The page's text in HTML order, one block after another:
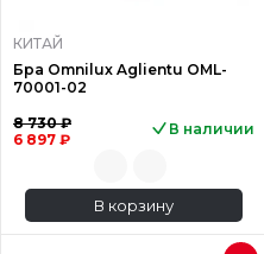
КИТАЙ
Бра Omnilux Aglientu OML-
70001-02
8 730 ₽
6 897 ₽
В наличии
В корзину